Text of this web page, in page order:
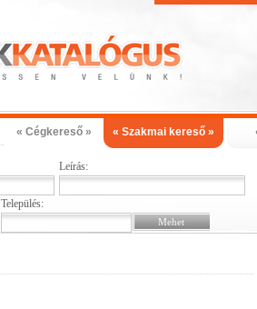
« Cégkereső » « Szakmai kereső »
Leírás:
Település: